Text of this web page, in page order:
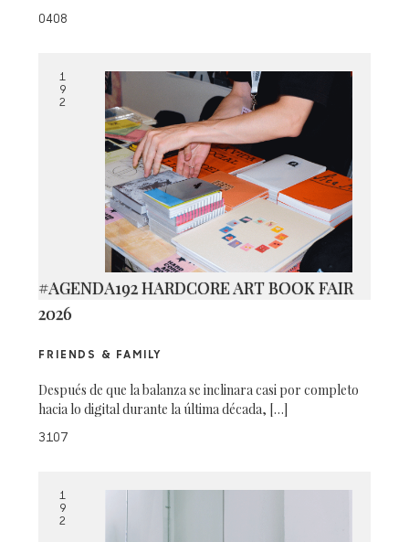
0408
1
9
2
#AGENDA192 HARDCORE ART BOOK FAIR
2026
FRIENDS & FAMILY
Después de que la balanza se inclinara casi por completo
hacia lo digital durante la última década, […]
3107
1
9
2